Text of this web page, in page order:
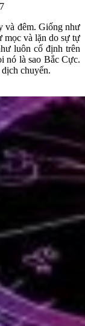
và đêm. Giống như
mọc và lặn do sự tự
luôn cố định trên
nó là sao Bắc Cực.
chuyển.